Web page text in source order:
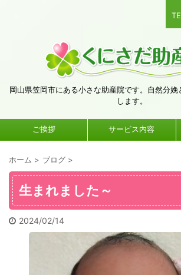
岡山県笠岡市にある小さな助産院です。自然分娩
します。
ご挨拶 サービス内容
ホーム > ブログ >
生まれました～
2024/02/14